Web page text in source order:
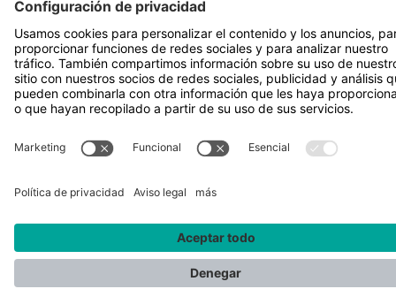
*Precio de venta recomendado incl. IVA más gastos de envío
Rotax Bike Technology AG © 2025